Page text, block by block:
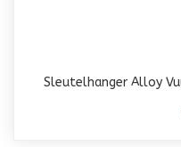
Sleutelhanger Alloy